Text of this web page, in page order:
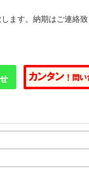
ます。納期はご連絡致